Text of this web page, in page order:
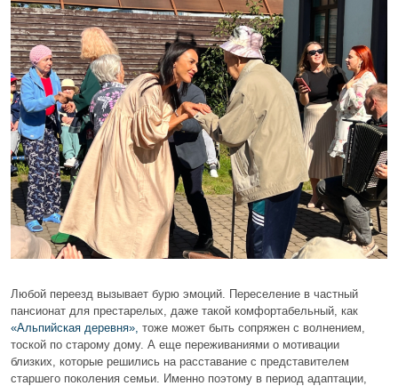
Любой переезд вызывает бурю эмоций. Переселение в частный
пансионат для престарелых, даже такой комфортабельный, как
«Альпийская деревня», тоже может быть сопряжен с волнением,
тоской по старому дому. А еще переживаниями о мотивации
близких, которые решились на расставание с представителем
старшего поколения семьи. Именно поэтому в период адаптации,